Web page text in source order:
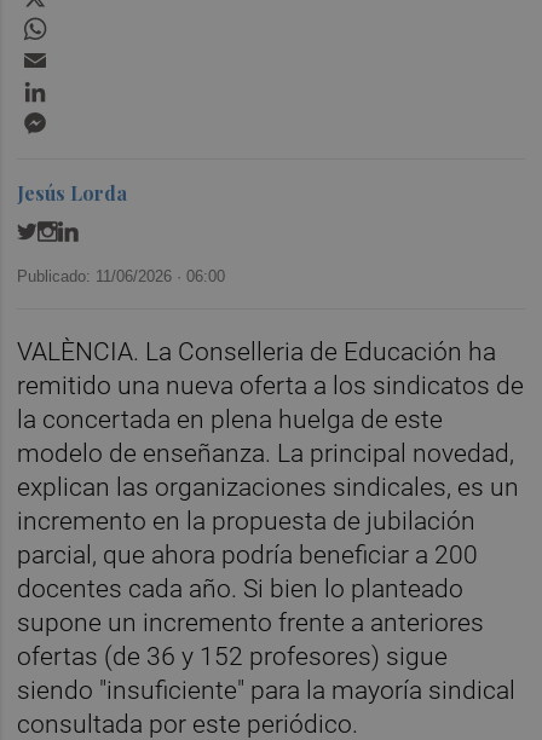
Jesús Lorda
Publicado: 11/06/2026 ·06:00
VALÈNCIA. La Conselleria de Educación ha
remitido una nueva oferta a los sindicatos de
la concertada en plena huelga de este
modelo de enseñanza. La principal novedad,
explican las organizaciones sindicales, es un
incremento en la propuesta de jubilación
parcial, que ahora podría beneficiar a 200
docentes cada año. Si bien lo planteado
supone un incremento frente a anteriores
ofertas (de 36 y 152 profesores) sigue
siendo "insuficiente" para la mayoría sindical
consultada por este periódico.